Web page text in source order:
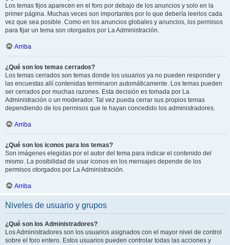
Los temas fijos aparecen en el foro por debajo de los anuncios y solo en la
primer página. Muchas veces son importantes por lo que debería leerlos cada
vez que sea posible. Como en los anuncios globales y anuncios, los permisos
para fijar un tema son otorgados por La Administración.
Arriba
¿Qué son los temas cerrados?
Los temas cerrados son temas donde los usuarios ya no pueden responder y
las encuestas allí contenidas terminaron automáticamente. Los temas pueden
ser cerrados por muchas razones. Esta decisión es tomada por La
Administración o un moderador. Tal vez pueda cerrar sus propios temas
dependiendo de los permisos que le hayan concedido los administradores.
Arriba
¿Qué son los iconos para los temas?
Son imágenes elegidas por el autor del tema para indicar el contenido del
mismo. La posibilidad de usar iconos en los mensajes depende de los
permisos otorgados por La Administración.
Arriba
Niveles de usuario y grupos
¿Qué son los Administradores?
Los Administradores son los usuarios asignados con el mayor nivel de control
sobre el foro entero. Estos usuarios pueden controlar todas las acciones y